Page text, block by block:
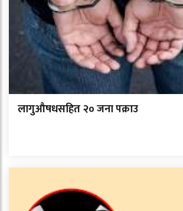
लागुऔषधसहित २० जना पक्राउ